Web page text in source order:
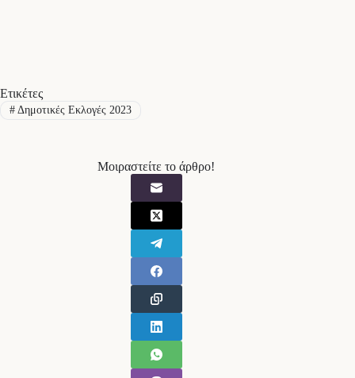
Ετικέτες
#Δημοτικές Εκλογές 2023
Μοιραστείτε το άρθρο!